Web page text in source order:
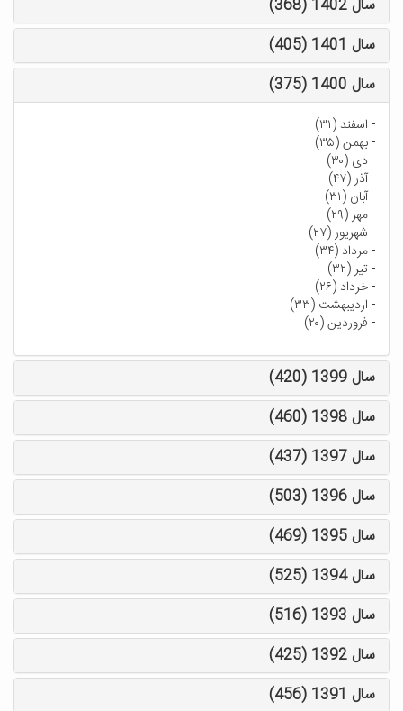
سال 1402 (368)
سال 1401 (405)
سال 1400 (375)
- اسفند (۳۱)
-بهمن (۳۵)
- دی (۳۰)
-آذر (۴۷)
-آبان (۳۱)
-مهر (۲۹)
- شهریور (۲۷)
-مرداد (۳۴)
-تیر (۳۲)
-خرداد (۲۶)
- اردیبهشت (۳۳)
- فروردین (۲۰)
سال 1399 (420)
سال 1398 (460)
سال 1397 (437)
سال 1396 (503)
سال 1395 (469)
سال 1394 (525)
سال 1393 (516)
سال 1392 (425)
سال 1391 (456)